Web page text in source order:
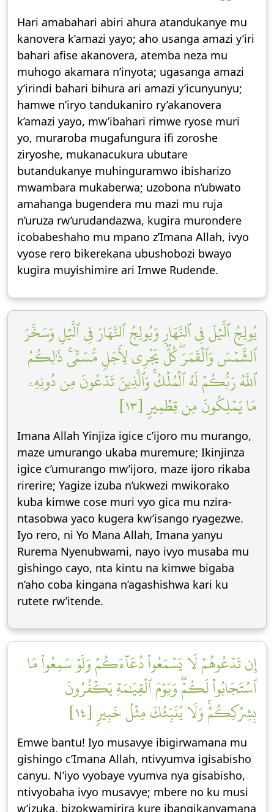
Hari amabahari abiri ahura atandukanye mu
kanovera k’amazi yayo; aho usanga amazi y’iri
bahari afise akanovera, atemba neza mu
muhogo akamara n’inyota; ugasanga amazi
y’irindi bahari bihura ari amazi y’icunyunyu;
hamwe n’iryo tandukaniro ry’akanovera
k’amazi yayo, mw’ibahari rimwe ryose muri
yo, muraroba mugafungura ifi zoroshe
ziryoshe, mukanacukura ubutare
butandukanye muhinguramwo ibisharizo
mwambara mukaberwa; uzobona n’ubwato
amahanga bugendera mu mazi mu ruja
n’uruza rw’urudandazwa, kugira murondere
icobabeshaho mu mpano z’Imana Allah, ivyo
vyose rero bikerekana ubushobozi bwayo
kugira muyishimire ari Imwe Rudende.
يُولِجُ ٱلَّيۡلَ فِي ٱلنَّهَارِ وَيُولِجُ ٱلنَّهَارَ فِي ٱلَّيۡلِ وَسَخَّرَ
ٱلشَّمۡسَ وَٱلۡقَمَرَۖ كُلّٞ يَجۡرِي لِأَجَلٖ مُّسَمّٗىۚ ذَٰلِكُمُ
ٱللَّهُ رَبُّكُمۡ لَهُ ٱلۡمُلۡكُۚ وَٱلَّذِينَ تَدۡعُونَ مِن دُونِهِۦ
مَا يَمۡلِكُونَ مِن قِطۡمِيرٍ [١٣]
Imana Allah Yinjiza igice c’ijoro mu murango,
maze umurango ukaba muremure; Ikinjinza
igice c’umurango mw’ijoro, maze ijoro rikaba
rirerire; Yagize izuba n’ukwezi mwikorako
kuba kimwe cose muri vyo gica mu nzira-
ntasobwa yaco kugera kw’isango ryagezwe.
Iyo rero, ni Yo Mana Allah, Imana yanyu
Rurema Nyenubwami, nayo ivyo musaba mu
gishingo cayo, nta kintu na kimwe bigaba
n’aho coba kingana n’agashishwa kari ku
rutete rw’itende.
إِن تَدۡعُوهُمۡ لَا يَسۡمَعُواْ دُعَآءَكُمۡ وَلَوۡ سَمِعُواْ مَا
ٱسۡتَجَابُواْ لَكُمۡۖ وَيَوۡمَ ٱلۡقِيَٰمَةِ يَكۡفُرُونَ
بِشِرۡكِكُمۡۚ وَلَا يُنَبِّئُكَ مِثۡلُ خَبِيرٖ [١٤]
Emwe bantu! Iyo musavye ibigirwamana mu
gishingo c’Imana Allah, ntivyumva igisabisho
canyu. N’iyo vyobaye vyumva nya gisabisho,
ntivyobaha ivyo musavye; mbere no ku musi
w’izuka, bizokwamirira kure ibangikanyamana